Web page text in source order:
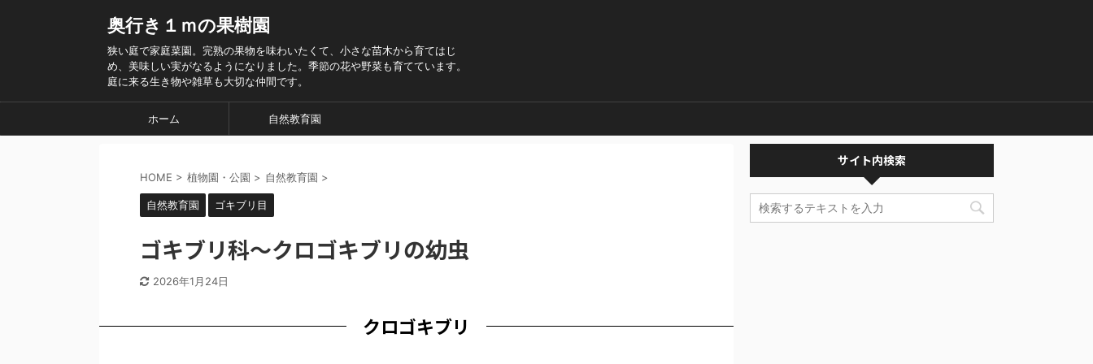
奥行き１ｍの果樹園
狭い庭で家庭菜園。完熟の果物を味わいたくて、小さな苗木から育てはじ
め、美味しい実がなるようになりました。季節の花や野菜も育てています。
庭に来る生き物や雑草も大切な仲間です。
ホーム 自然教育園
HOME > 植物園・公園 > 自然教育園 >
自然教育園 ゴキブリ目
ゴキブリ科～クロゴキブリの幼虫
2026年1月24日
クロゴキブリ
サイト内検索